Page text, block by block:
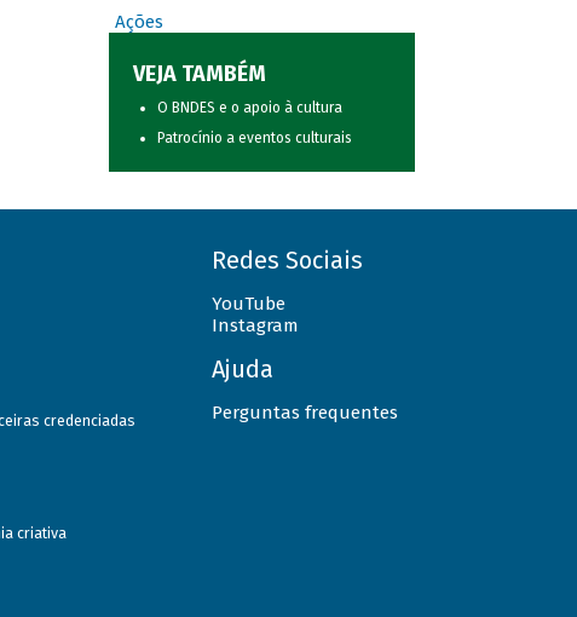
Ações
VEJA TAMBÉM
O BNDES e o apoio à cultura
Patrocínio a eventos culturais
credenciadas
criativa
Redes Sociais
YouTube
Instagram
Ajuda
Perguntas frequentes